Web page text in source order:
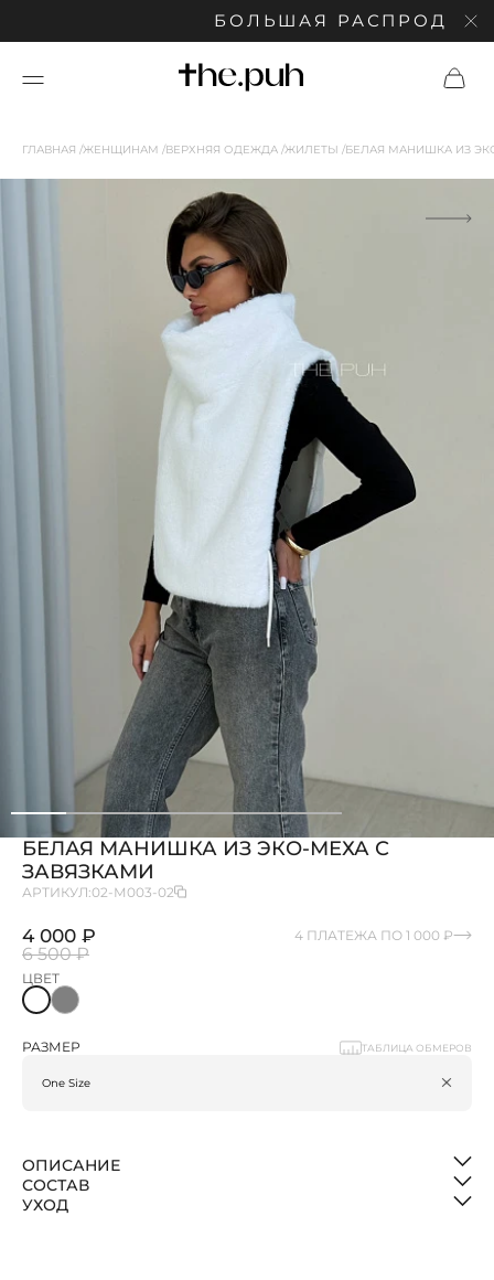
БОЛЬШАЯ РАСПРОДАЖА:
ГЛАВНАЯ ЖЕНЩИНАМ ВЕРХНЯЯ ОДЕЖДА ЖИЛЕТЫ БЕЛАЯ МАНИШКА ИЗ
БЕЛАЯ МАНИШКА ИЗ ЭКО-МЕХА С
ЗАВЯЗКАМИ
АРТИКУЛ:02-М003-02
4 000 ₽
6 500 ₽
4 ПЛАТЕЖА ПО 1 000 ₽
ЦВЕТ
РАЗМЕР ТАБЛИЦА ОБМЕРОВ
ОПИСАНИЕ
СОСТАВ
УХОД